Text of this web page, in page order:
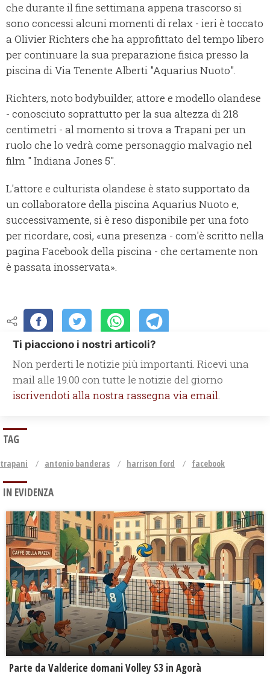
che durante il fine settimana appena trascorso si
sono concessi alcuni momenti di relax - ieri è toccato
a Olivier Richters che ha approfittato del tempo libero
per continuare la sua preparazione fisica presso la
piscina di Via Tenente Alberti "Aquarius Nuoto".
Richters, noto bodybuilder, attore e modello olandese
- conosciuto soprattutto per la sua altezza di 218
centimetri - al momento si trova a Trapani per un
ruolo che lo vedrà come personaggio malvagio nel
film " Indiana Jones 5".
L'attore e culturista olandese è stato supportato da
un collaboratore della piscina Aquarius Nuoto e,
successivamente, si è reso disponibile per una foto
per ricordare, così, «una presenza - com'è scritto nella
pagina Facebook della piscina - che certamente non
è passata inosservata».
Ti piacciono i nostri articoli?
Non perderti le notizie più importanti. Ricevi una
mail alle 19.00 con tutte le notizie del giorno
iscrivendoti alla nostra rassegna via email.
TAG
trapani antonio banderas harrison ford facebook
IN EVIDENZA
Parte da Valderice domani Volley S3 in Agorà